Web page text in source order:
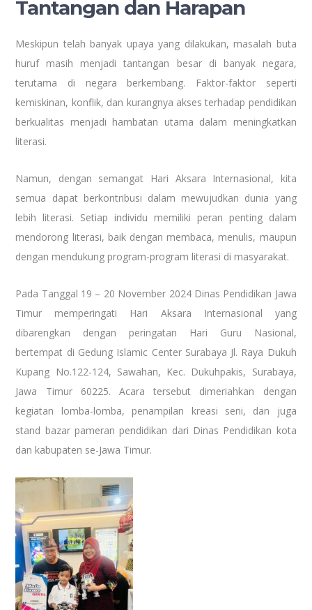
Tantangan dan Harapan
Meskipun telah banyak upaya yang dilakukan, masalah buta
huruf masih menjadi tantangan besar di banyak negara,
terutama di negara berkembang. Faktor-faktor seperti
kemiskinan, konflik, dan kurangnya akses terhadap pendidikan
berkualitas menjadi hambatan utama dalam meningkatkan
literasi.
Namun, dengan semangat Hari Aksara Internasional, kita
semua dapat berkontribusi dalam mewujudkan dunia yang
lebih literasi. Setiap individu memiliki peran penting dalam
mendorong literasi, baik dengan membaca, menulis, maupun
dengan mendukung program-program literasi di masyarakat.
Pada Tanggal 19 – 20 November 2024 Dinas Pendidikan Jawa
Timur memperingati Hari Aksara Internasional yang
dibarengkan dengan peringatan Hari Guru Nasional,
bertempat di Gedung Islamic Center Surabaya Jl. Raya Dukuh
Kupang No.122-124, Sawahan, Kec. Dukuhpakis, Surabaya,
Jawa Timur 60225. Acara tersebut dimeriahkan dengan
kegiatan lomba-lomba, penampilan kreasi seni, dan juga
stand bazar pameran pendidikan dari Dinas Pendidikan kota
dan kabupaten se-Jawa Timur.